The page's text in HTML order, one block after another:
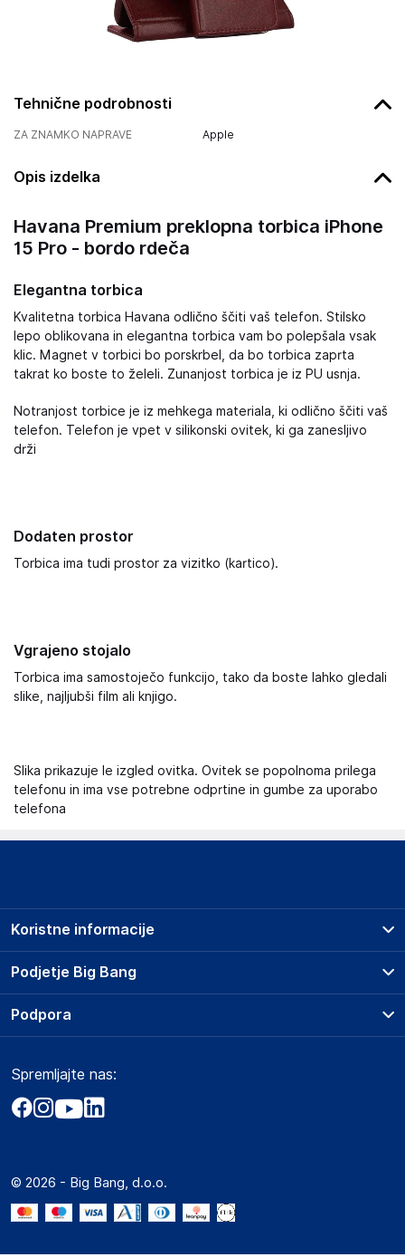
Tehnične podrobnosti
ZA ZNAMKO NAPRAVE Apple
Opis izdelka
Havana Premium preklopna torbica iPhone
15 Pro - bordo rdeča
Elegantna torbica
Kvalitetna torbica Havana odlično ščiti vaš telefon. Stilsko
lepo oblikovana in elegantna torbica vam bo polepšala vsak
klic. Magnet v torbici bo porskrbel, da bo torbica zaprta
takrat ko boste to želeli. Zunanjost torbica je iz PU usnja.
Notranjost torbice je iz mehkega materiala, ki odlično ščiti vaš
telefon. Telefon je vpet v silikonski ovitek, ki ga zanesljivo
drži
Dodaten prostor
Torbica ima tudi prostor za vizitko (kartico).
Vgrajeno stojalo
Torbica ima samostoječo funkcijo, tako da boste lahko gledali
slike, najljubši film ali knjigo.
Slika prikazuje le izgled ovitka. Ovitek se popolnoma prilega
telefonu in ima vse potrebne odprtine in gumbe za uporabo
telefona
Podjetje Big Bang
O podjetju
Obvestila za javnost
Akt o digitalnih storitvah
Marketplace za partnerje
Novosti
Koristne informacije
Prodajna mesta
Storitve
Dostava, vnos in odvoz
Zavarovanje izdelkov
Podpora
Marketplace
Kako oddati naročilo?
Spremljajte nas:
© 2026 - Big Bang, d.o.o.